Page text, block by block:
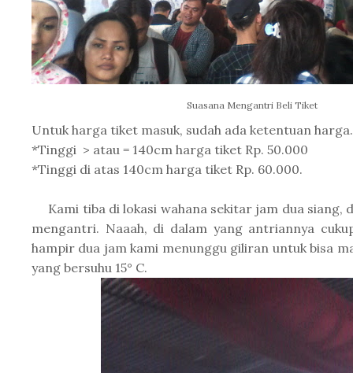
Suasana Mengantri Beli Tiket
Untuk harga tiket masuk, sudah ada ketentuan
*Tinggi > atau = 140cm harga tiket Rp. 50.000
*Tinggi di atas 140cm harga tiket Rp. 60.000.
Kami tiba di lokasi wahana sekitar jam dua siang,
mengantri. Naaah, di dalam yang antriannya
hampir dua jam kami menunggu giliran untuk bisa
yang bersuhu 15° C.